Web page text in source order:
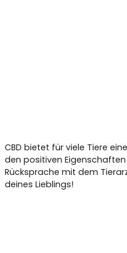
CBD bietet für viele Tiere
den positiven
Rücksprache mit dem
deines Lieblings!